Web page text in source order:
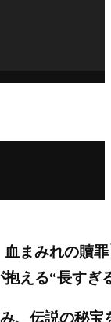
血まみれの贖
える“長すぎ
、伝説の秘